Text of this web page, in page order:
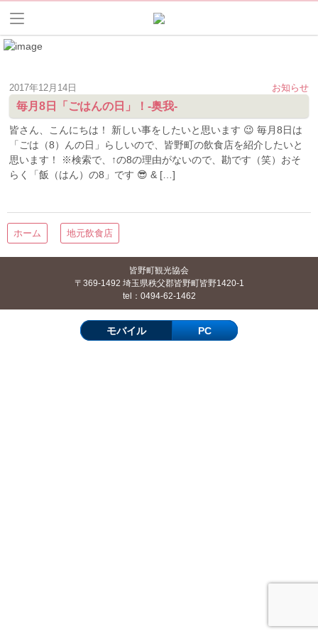
お知らせ
2017年12月14日
毎月8日「ごはんの日」！-奥我-
皆さん、こんにちは！ 新しい事をしたいと思います 😉 毎月8日は
「ごは（8）んの日」らしいので、皆野町の飲食店を紹介したいと
思います！ ※検索で、↑の8の理由がないので、勘です（笑）おそ
らく「飯（はん）の8」です 😎 & […]
ホーム 地元飲食店
皆野町観光協会
〒369-1492 埼玉県秩父郡皆野町皆野1420-1
tel：0494-62-1462
モバイル PC